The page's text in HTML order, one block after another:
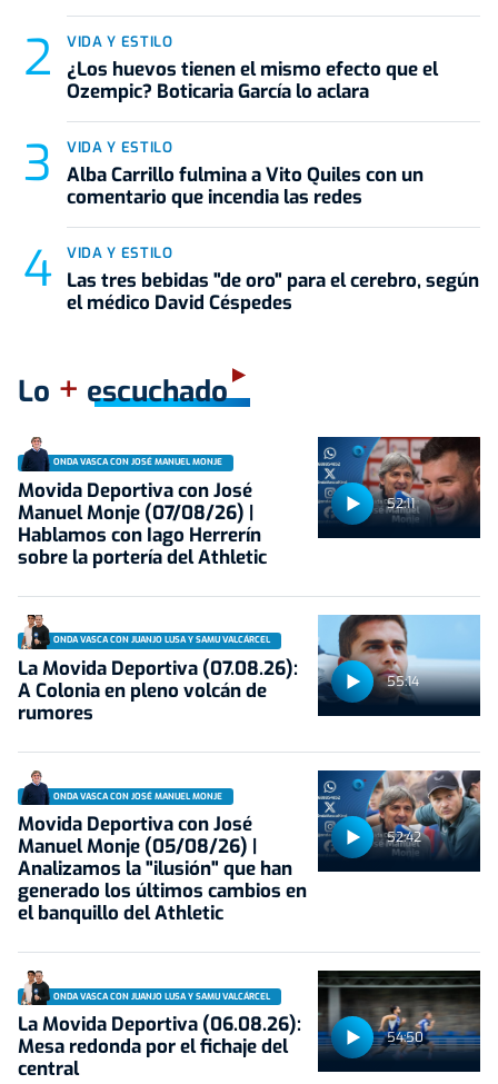
VIDA Y ESTILO
¿Los huevos tienen el mismo efecto que el
Ozempic? Boticaria García lo aclara
VIDA Y ESTILO
Alba Carrillo fulmina a Vito Quiles con un
comentario que incendia las redes
VIDA Y ESTILO
Las tres bebidas "de oro" para el cerebro, según
el médico David Céspedes
Lo + escuchado
52:11
ONDA VASCA CON JOSÉ MANUEL MONJE
Movida Deportiva con José
Manuel Monje (07/08/26) |
Hablamos con Iago Herrerín
sobre la portería del Athletic
55:14
ONDA VASCA CON JUANJO LUSA Y SAMU VALCÁRCEL
La Movida Deportiva (07.08.26):
A Colonia en pleno volcán de
rumores
52:42
ONDA VASCA CON JOSÉ MANUEL MONJE
Movida Deportiva con José
Manuel Monje (05/08/26) |
Analizamos la "ilusión" que han
generado los últimos cambios en
el banquillo del Athletic
54:50
ONDA VASCA CON JUANJO LUSA Y SAMU VALCÁRCEL
La Movida Deportiva (06.08.26):
Mesa redonda por el fichaje del
central